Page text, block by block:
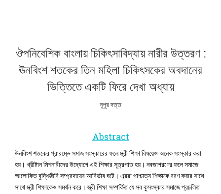
ঔপনিবেশিক বাংলায় চিকিৎসাবিদ্যায় নারীর উত্তরণ :
ঊনবিংশ শতকের তিন মহিলা চিকিৎসকের অবদানের
ভিত্তিতে একটি ফিরে দেখা অধ্যায়
নূপুর দত্ত
Abstract
ঊনবিংশ শতকের প্রারম্ভে সমাজ সংস্কারের ফলে স্ত্রী শিক্ষা বিষয়েও অনেক সংস্কার করা
হয়। খ্রীষ্টান মিশনারীদের উদ্যোগে এই শিক্ষার সূত্রপাত হয়। নবজাগরণের ফলে সমাজে
আলোকিত বুদ্ধিজীবি সম্প্রদায়ের আবির্ভাব ঘটে। এ্ররা পাশ্চাত্য শিক্ষাকে বরণ করার সাথে
সাথে স্ত্রী শিক্ষাকেও সমর্থন করে। স্ত্রী শিক্ষা সম্পর্কিত যে সব কুসংস্কার সমাজে প্রচলিত